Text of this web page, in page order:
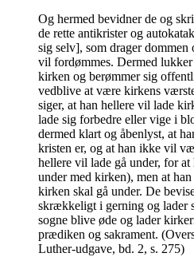
Og hermed bevidner de og
de rette antikrister og
sig selv], som drager
vil fordømmes. Dermed lukker
kirken og berømmer sig
vedblive at være kirkens
siger, at han hellere vil lade
lade sig forbedre eller vige i
dermed klart og åbenlyst, at
kristen er, og at han ikke vil
hellere vil lade gå under, for at
under med kirken), men at
kirken skal gå under. De
skrækkeligt i gerning og lader
sogne blive øde og lader
prædiken og sakrament.
Luther-udgave, bd. 2, s. 275)